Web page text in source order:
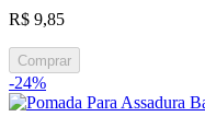
R$ 9,85
Comprar
-24%